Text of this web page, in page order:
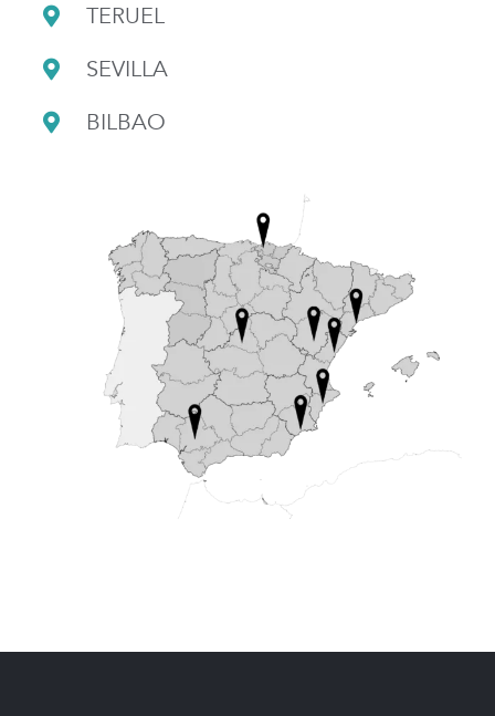
TERUEL
SEVILLA
BILBAO